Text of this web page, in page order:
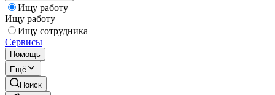
Ищу работу
Ищу работу
Ищу сотрудника
Сервисы
Помощь
Ещё
Поиск